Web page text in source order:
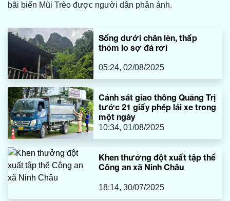
bãi biển Mũi Trèo được người dân phản ánh.
Sống dưới chân lèn, thấp
thỏm lo sợ đá rơi
05:24, 02/08/2025
Cảnh sát giao thông Quảng Trị
tước 21 giấy phép lái xe trong
một ngày
10:34, 01/08/2025
Khen thưởng đột xuất tập thể
Công an xã Ninh Châu
18:14, 30/07/2025